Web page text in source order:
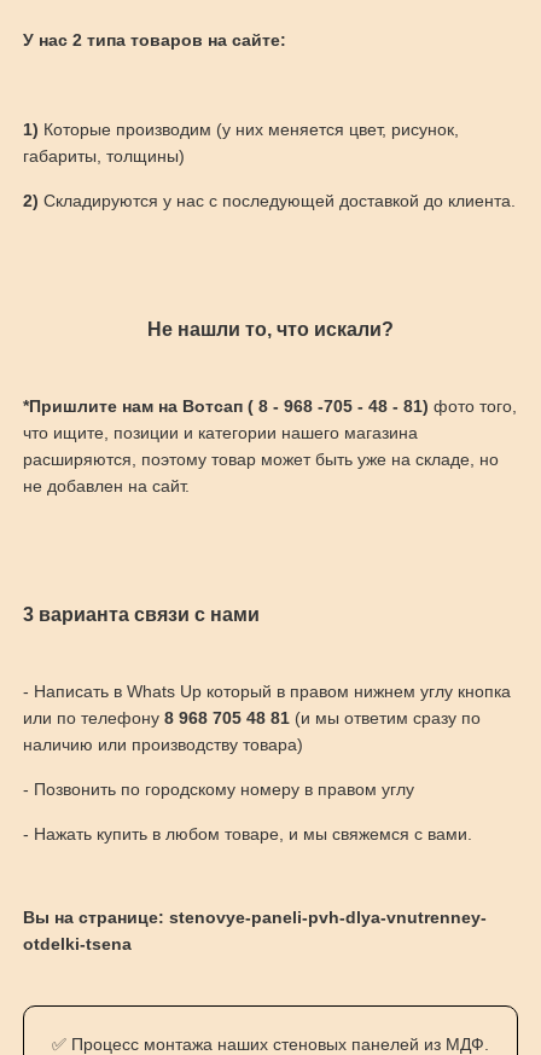
У нас 2 типа товаров на сайте:
1) Которые производим (у них меняется цвет, рисунок,
габариты, толщины)
2) Складируются у нас с последующей доставкой до клиента.
Не нашли то, что искали?
*Пришлите нам на Вотсап ( 8 - 968 -705 - 48 - 81) фото того,
что ищите, позиции и категории нашего магазина
расширяются, поэтому товар может быть уже на складе, но
не добавлен на сайт.
3 варианта связи с нами
- Написать в Whats Up который в правом нижнем углу кнопка
или по телефону 8 968 705 48 81(и мы ответим сразу по
наличию или производству товара)
- Позвонить по городскому номеру в правом углу
- Нажать купить в любом товаре, и мы свяжемся с вами.
Вы на странице: stenovye-paneli-pvh-dlya-vnutrenney-
otdelki-tsena
✅ Процесс монтажа наших стеновых панелей из МДФ.